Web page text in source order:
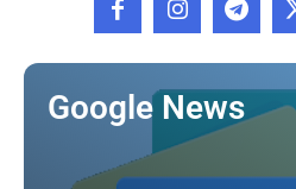
Google News